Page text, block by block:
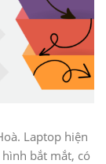
Laptop hiện
bắt mắt, có